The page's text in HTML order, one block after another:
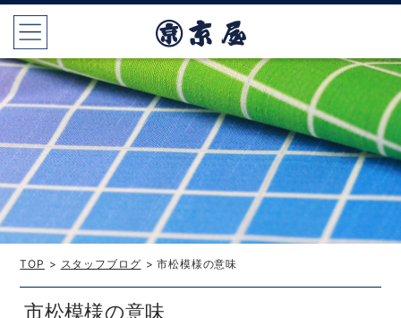
TOP > スタッフブログ > 市松模様の意味
市松模様の意味